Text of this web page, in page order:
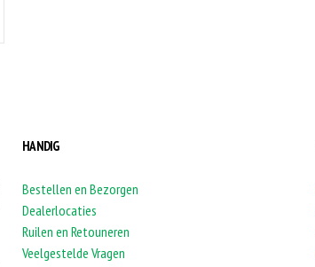
HANDIG
Bestellen en Bezorgen
Dealerlocaties
Ruilen en Retouneren
Veelgestelde Vragen